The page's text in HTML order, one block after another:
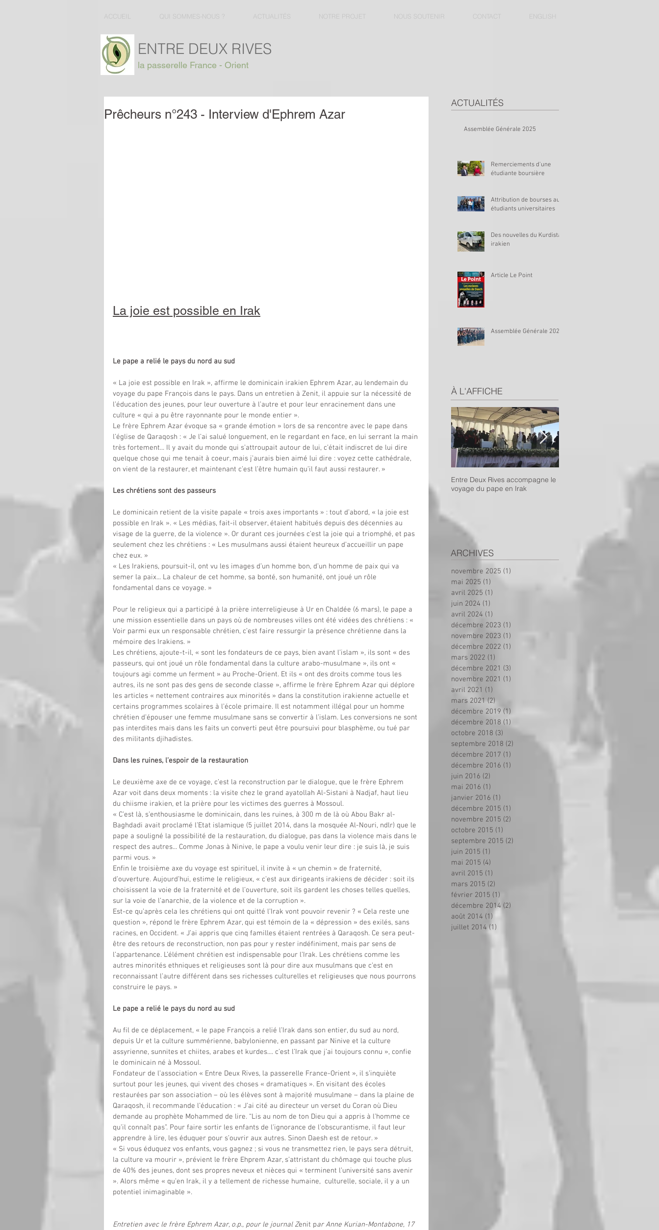
ACCUEIL QUI SOMMES-NOUS ? ACTUALITÉS NOTRE PROJET NOUS SOUTENIR CONTACT ENGLISH
ENTRE DEUX RIVES
la passerelle France - Orient
ACTUALITÉS
Assemblée Générale 2025
Remerciements d'une
étudiante boursière
Attribution de bourses aux
étudiants universitaires
Des nouvelles du Kurdistan
irakien
Article Le Point
Assemblée Générale 2023
À L'AFFICHE
Entre Deux Rives accompagne le
voyage du pape en Irak
ARCHIVES
novembre 2025 (1)
mai 2025 (1)
avril 2025 (1)
juin 2024 (1)
avril 2024 (1)
décembre 2023 (1)
novembre 2023 (1)
décembre 2022 (1)
mars 2022 (1)
décembre 2021 (3)
novembre 2021 (1)
avril 2021 (1)
mars 2021 (2)
décembre 2019 (1)
décembre 2018 (1)
octobre 2018 (3)
septembre 2018 (2)
décembre 2017 (1)
décembre 2016 (1)
juin 2016 (2)
mai 2016 (1)
janvier 2016 (1)
décembre 2015 (1)
novembre 2015 (2)
octobre 2015 (1)
septembre 2015 (2)
juin 2015 (1)
mai 2015 (4)
avril 2015 (1)
mars 2015 (2)
février 2015 (1)
décembre 2014 (2)
août 2014 (1)
juillet 2014 (1)
Prêcheurs n°243 - Interview d'Ephrem Azar
La joie est possible en Irak
Le pape a relié le pays du nord au sud
« La joie est possible en Irak », affirme le dominicain irakien Ephrem Azar, au lendemain du
voyage du pape François dans le pays. Dans un entretien à Zenit, il appuie sur la nécessité de
l’éducation des jeunes, pour leur ouverture à l’autre et pour leur enracinement dans une
culture « qui a pu être rayonnante pour le monde entier ».
Le frère Ephrem Azar évoque sa « grande émotion » lors de sa rencontre avec le pape dans
l’église de Qaraqosh : « Je l’ai salué longuement, en le regardant en face, en lui serrant la main
très fortement... Il y avait du monde qui s’attroupait autour de lui, c’était indiscret de lui dire
quelque chose qui me tenait à coeur, mais j’aurais bien aimé lui dire : voyez cette cathédrale,
on vient de la restaurer, et maintenant c’est l’être humain qu’il faut aussi restaurer. »
Les chrétiens sont des passeurs
Le dominicain retient de la visite papale « trois axes importants » : tout d’abord, « la joie est
possible en Irak ». « Les médias, fait-il observer, étaient habitués depuis des décennies au
visage de la guerre, de la violence ». Or durant ces journées c’est la joie qui a triomphé, et pas
seulement chez les chrétiens : « Les musulmans aussi étaient heureux d’accueillir un pape
chez eux. »
« Les Irakiens, poursuit-il, ont vu les images d’un homme bon, d’un homme de paix qui va
semer la paix... La chaleur de cet homme, sa bonté, son humanité, ont joué un rôle
fondamental dans ce voyage. »
Pour le religieux qui a participé à la prière interreligieuse à Ur en Chaldée (6 mars), le pape a
une mission essentielle dans un pays où de nombreuses villes ont été vidées des chrétiens : «
Voir parmi eux un responsable chrétien, c’est faire ressurgir la présence chrétienne dans la
mémoire des Irakiens. »
Les chrétiens, ajoute-t-il, « sont les fondateurs de ce pays, bien avant l’islam », ils sont « des
passeurs, qui ont joué un rôle fondamental dans la culture arabo-musulmane », ils ont «
toujours agi comme un ferment » au Proche-Orient. Et ils « ont des droits comme tous les
autres, ils ne sont pas des gens de seconde classe », affirme le frère Ephrem Azar qui déplore
les articles « nettement contraires aux minorités » dans la constitution irakienne actuelle et
certains programmes scolaires à l’école primaire. Il est notamment illégal pour un homme
chrétien d’épouser une femme musulmane sans se convertir à l’islam. Les conversions ne sont
pas interdites mais dans les faits un converti peut être poursuivi pour blasphème, ou tué par
des militants djihadistes.
Dans les ruines, l’espoir de la restauration
Le deuxième axe de ce voyage, c’est la reconstruction par le dialogue, que le frère Ephrem
Azar voit dans deux moments : la visite chez le grand ayatollah Al-Sistani à Nadjaf, haut lieu
du chiisme irakien, et la prière pour les victimes des guerres à Mossoul.
« C’est là, s’enthousiasme le dominicain, dans les ruines, à 300 m de là où Abou Bakr al-
Baghdadi avait proclamé l’Etat islamique (5 juillet 2014, dans la mosquée Al-Nouri, ndlr) que le
pape a souligné la possibilité de la restauration, du dialogue, pas dans la violence mais dans le
respect des autres... Comme Jonas à Ninive, le pape a voulu venir leur dire : je suis là, je suis
parmi vous. »
Enfin le troisième axe du voyage est spirituel, il invite à « un chemin » de fraternité,
d’ouverture. Aujourd’hui, estime le religieux, « c’est aux dirigeants irakiens de décider : soit ils
choisissent la voie de la fraternité et de l’ouverture, soit ils gardent les choses telles quelles,
sur la voie de l’anarchie, de la violence et de la corruption ».
Est-ce qu’après cela les chrétiens qui ont quitté l’Irak vont pouvoir revenir ? « Cela reste une
question », répond le frère Ephrem Azar, qui est témoin de la « dépression » des exilés, sans
racines, en Occident. « J’ai appris que cinq familles étaient rentrées à Qaraqosh. Ce sera peut-
être des retours de reconstruction, non pas pour y rester indéfiniment, mais par sens de
l’appartenance. L’élément chrétien est indispensable pour l’Irak. Les chrétiens comme les
autres minorités ethniques et religieuses sont là pour dire aux musulmans que c’est en
reconnaissant l’autre différent dans ses richesses culturelles et religieuses que nous pourrons
construire le pays. »
Le pape a relié le pays du nord au sud
Au fil de ce déplacement, « le pape François a relié l’Irak dans son entier, du sud au nord,
depuis Ur et la culture summérienne, babylonienne, en passant par Ninive et la culture
assyrienne, sunnites et chiites, arabes et kurdes.... c’est l’Irak que j’ai toujours connu », confie
le dominicain né à Mossoul.
Fondateur de l’association « Entre Deux Rives, la passerelle France-Orient », il s’inquiète
surtout pour les jeunes, qui vivent des choses « dramatiques ». En visitant des écoles
restaurées par son association – où les élèves sont à majorité musulmane – dans la plaine de
Qaraqosh, il recommande l’éducation : « J’ai cité au directeur un verset du Coran où Dieu
demande au prophète Mohammed de lire. “Lis au nom de ton Dieu qui a appris à l’homme ce
qu’il connaît pas”. Pour faire sortir les enfants de l’ignorance de l’obscurantisme, il faut leur
apprendre à lire, les éduquer pour s’ouvrir aux autres. Sinon Daesh est de retour. »
« Si vous éduquez vos enfants, vous gagnez ; si vous ne transmettez rien, le pays sera détruit,
la culture va mourir », prévient le frère Ehprem Azar, s’attristant du chômage qui touche plus
de 40% des jeunes, dont ses propres neveux et nièces qui « terminent l’université sans avenir
». Alors même « qu’en Irak, il y a tellement de richesse humaine,  culturelle, sociale, il y a un
potentiel inimaginable ».
Entretien avec le frère Ephrem Azar, o.p., pour le journal Zenit par Anne Kurian-Montabone, 17